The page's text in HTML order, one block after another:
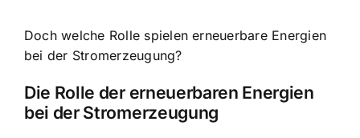
Doch welche Rolle spielen erneuerbare Energien
bei der Stromerzeugung?
Die Rolle der erneuerbaren Energien
bei der Stromerzeugung